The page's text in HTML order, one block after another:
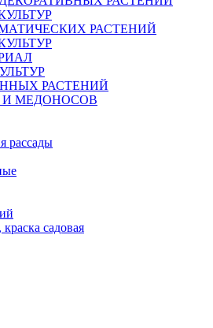
РАСТЕНИЙ
РАСТЕНИЙ
И МЕДОНОСОВ
рассады
садовая